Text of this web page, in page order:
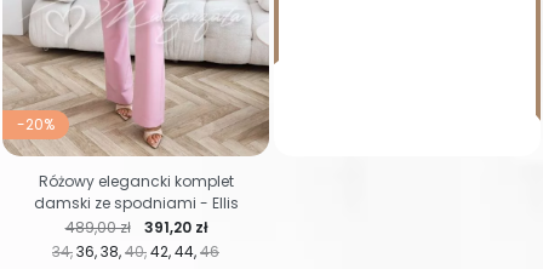
-20%
34 36 38 40 42 44 46
Cena regularna
489,00 zł Cena
391,20 zł
Różowy elegancki komplet
damski ze spodniami - Ellis